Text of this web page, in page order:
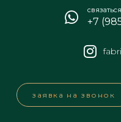
+7
заявка на звонок